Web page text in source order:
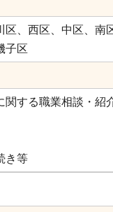
区、西区、中区、南
子区
関する職業相談・紹
き等